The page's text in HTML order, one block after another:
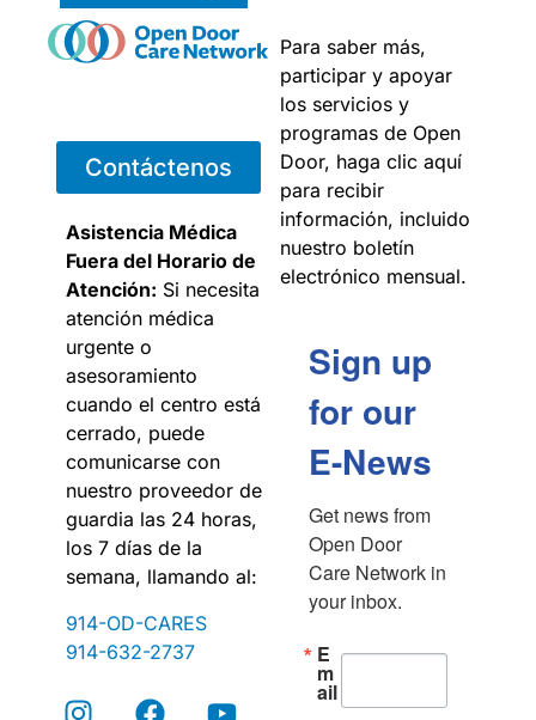
Contáctenos
Asistencia Médica
Fuera del Horario de
Atención: Si necesita
atención médica
urgente o
asesoramiento
cuando el centro está
cerrado, puede
comunicarse con
nuestro proveedor de
guardia las 24 horas,
los 7 días de la
semana, llamando al:
914-OD-CARES
914-632-2737
Para saber más,
participar y apoyar
los servicios y
programas de Open
Door, haga clic aquí
para recibir
información, incluido
nuestro boletín
electrónico mensual.
Sign up
for our
E-News
Get news from
Open Door
Care Network in
your inbox.
E
m
ail